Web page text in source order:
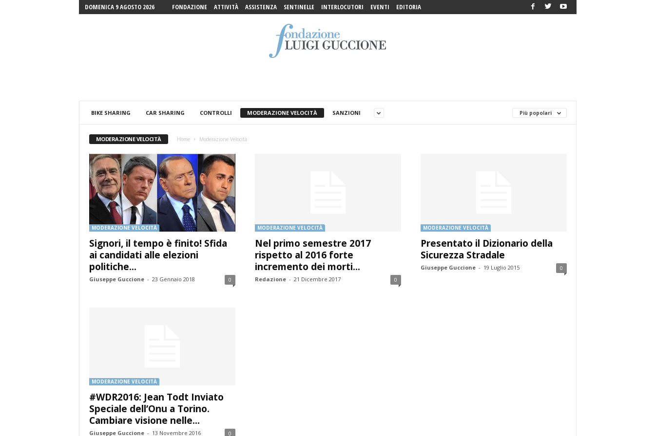
DOMENICA 9 AGOSTO 2026 FONDAZIONE ATTIVITÀ ASSISTENZA SENTINELLE INTERLOCUTORI EVENTI EDITORIA
Onlus
BIKE SHARING
CAR SHARING CONTROLLI MODERAZIONE VELOCITÀ SANZIONI Più popolari
MODERAZIONE VELOCITÀ Home Moderazione Velocità
MODERAZIONE VELOCITÀ
Signori, il tempo è finito! Sfida
ai candidati alle elezioni
politiche...
Giuseppe Guccione - 23 Gennaio 2018 0
MODERAZIONE VELOCITÀ
Nel primo semestre 2017
rispetto al 2016 forte
incremento dei morti...
Redazione - 21 Dicembre 2017 0
MODERAZIONE VELOCITÀ
Presentato il Dizionario della
Sicurezza Stradale
Giuseppe Guccione - 19 Luglio 2015 0
MODERAZIONE VELOCITÀ
#WDR2016: Jean Todt Inviato
Speciale dell’Onu a Torino.
Cambiare visione nelle...
Giuseppe Guccione - 13 Novembre 2016 0